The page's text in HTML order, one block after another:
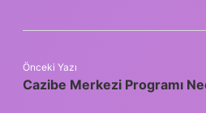
Önceki Yazı
Cazibe Merkezi Programı